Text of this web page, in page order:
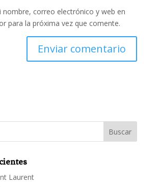
nombre, correo electrónico y web en
para la próxima vez que comente.
Laurent